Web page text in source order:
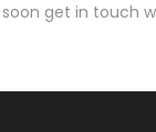
get in touch